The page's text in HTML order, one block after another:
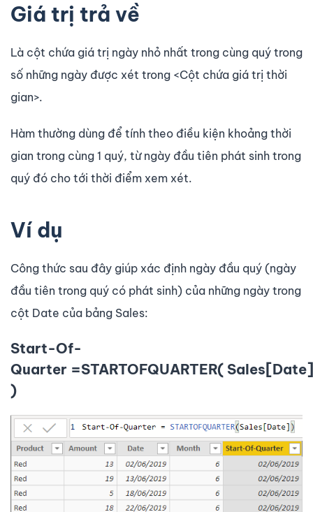
Giá trị trả về
Là cột chứa giá trị ngày nhỏ nhất trong cùng quý trong
số những ngày được xét trong <Cột chứa giá trị thời
gian>.
Hàm thường dùng để tính theo điều kiện khoảng thời
gian trong cùng 1 quý, từ ngày đầu tiên phát sinh trong
quý đó cho tới thời điểm xem xét.
Ví dụ
Công thức sau đây giúp xác định ngày đầu quý (ngày
đầu tiên trong quý có phát sinh) của những ngày trong
cột Date của bảng Sales:
Start-Of-
Quarter =STARTOFQUARTER( Sales[Date]
)